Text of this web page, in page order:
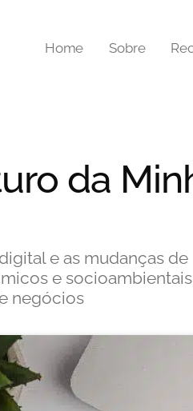
Home Sobre
da
e as mudanças de
e
negócios